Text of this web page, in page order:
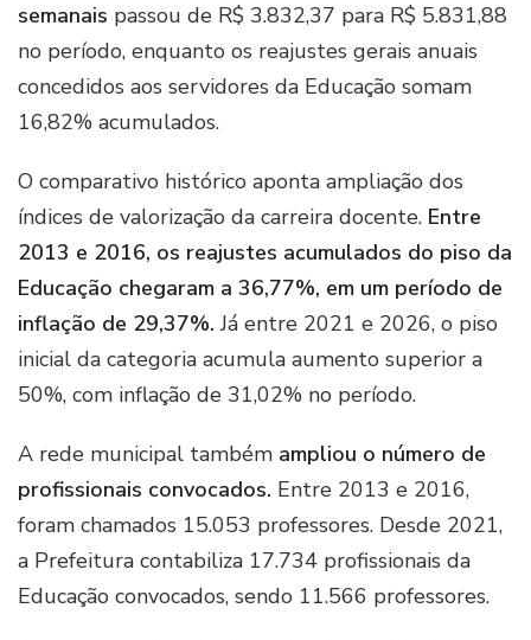
semanais passou de R$ 3.832,37 para R$ 5.831,88
no período, enquanto os reajustes gerais anuais
concedidos aos servidores da Educação somam
16,82% acumulados.
O comparativo histórico aponta ampliação dos
índices de valorização da carreira docente. Entre
2013 e 2016, os reajustes acumulados do piso da
Educação chegaram a 36,77%, em um período de
inflação de 29,37%. Já entre 2021 e 2026, o piso
inicial da categoria acumula aumento superior a
50%, com inflação de 31,02% no período.
A rede municipal também ampliou o número de
profissionais convocados. Entre 2013 e 2016,
foram chamados 15.053 professores. Desde 2021,
a Prefeitura contabiliza 17.734 profissionais da
Educação convocados, sendo 11.566 professores.